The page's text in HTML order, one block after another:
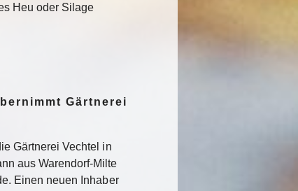
Heu oder Silage
Gärtnerei
Gärtnerei Vechtel in
aus Warendorf-Milte
Einen neuen Inhaber